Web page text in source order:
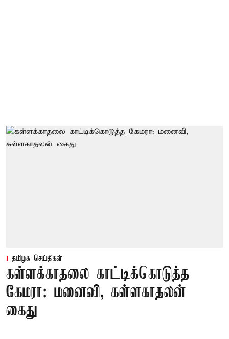
தமிழக செய்திகள்
கள்ளக்காதலை காட்டிக்கொடுத்த
கேமரா: மனைவி, கள்ளகாதலன்
கைது